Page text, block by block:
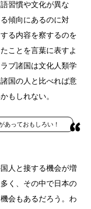
習慣や文化が異な
傾向にあるのに対
る内容を察するのを
ことを言葉に表すよ
ブ諸国は文化人類学
国の人と比べれば意
もしれない。
あっておもしろい！
人と接する機会が増
く、その中で日本の
会もあるだろう。わ